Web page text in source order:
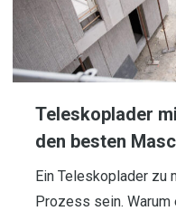
Teleskoplader
den besten
Ein Teleskoplader zu
Prozess sein. Warum